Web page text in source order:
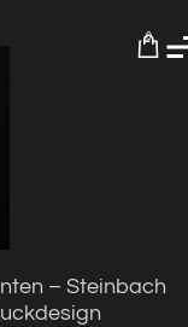
0
– Steinbach